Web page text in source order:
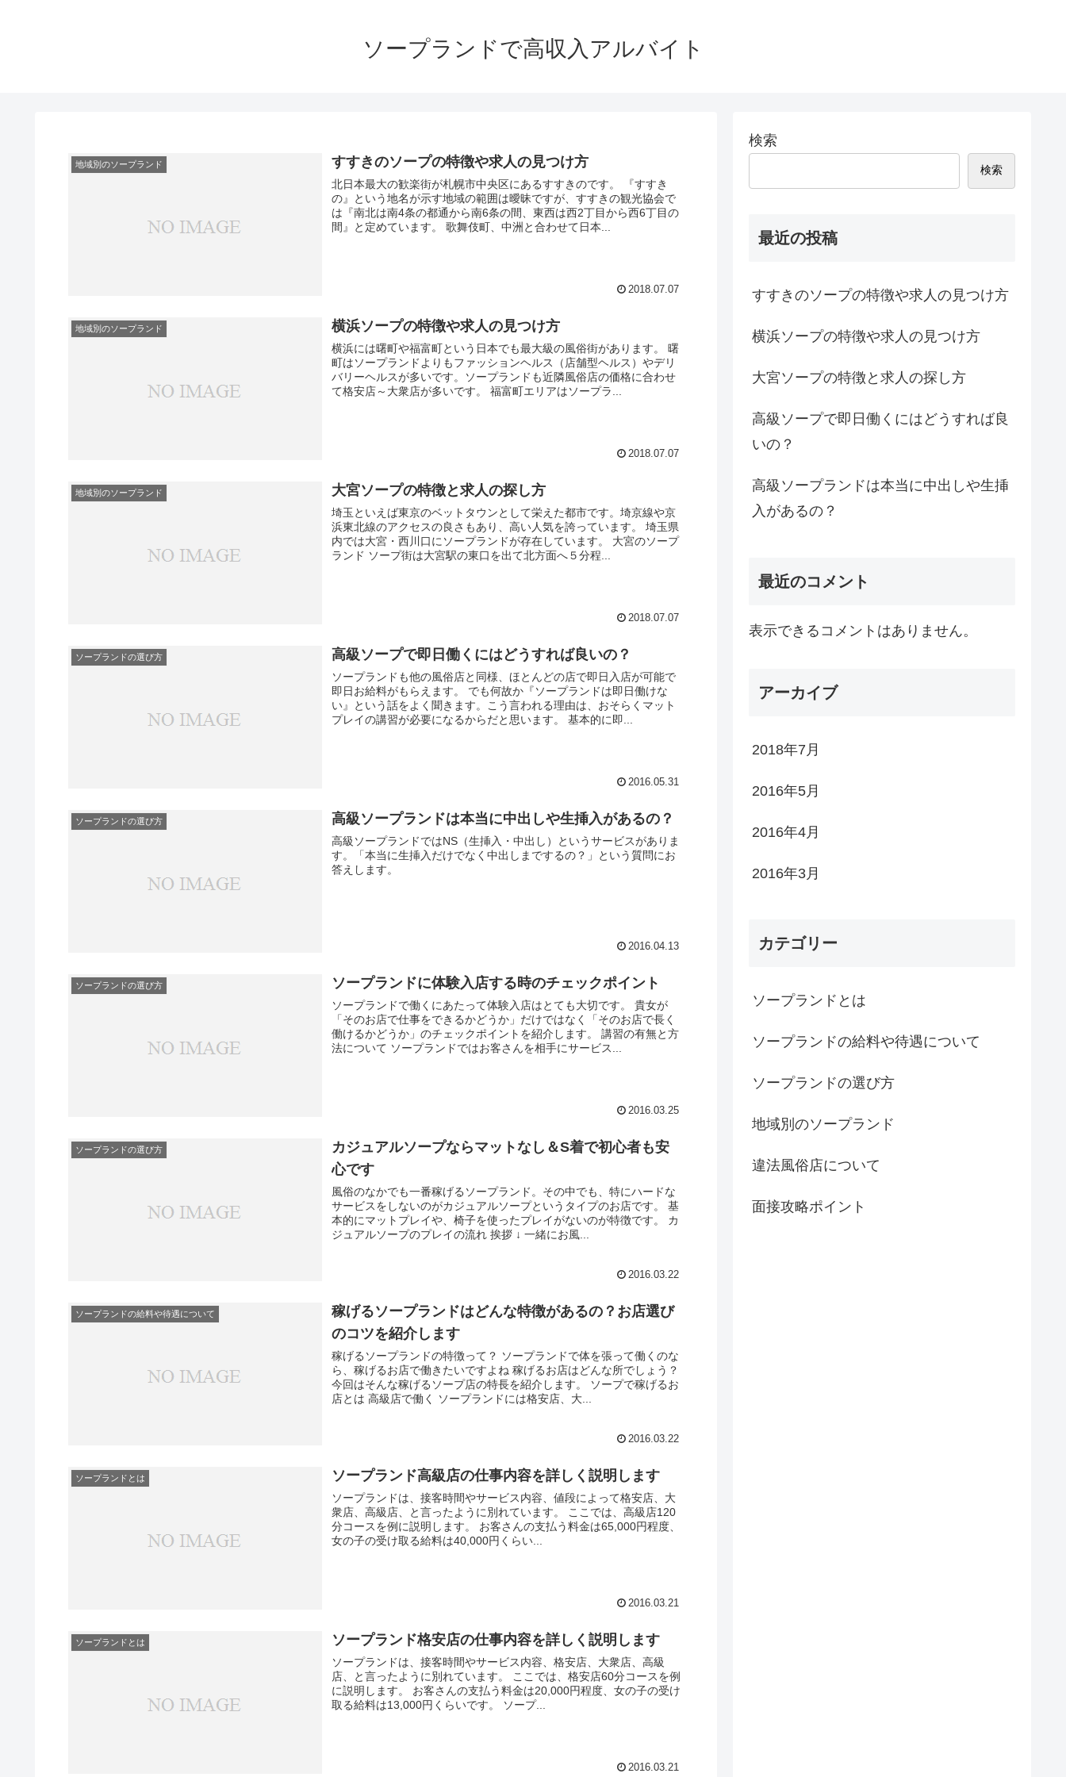
ソープランドで高収入アルバイト
地域別のソープランド すすきのソープの特徴や求人の見つけ方
北日本最大の歓楽街が札幌市中央区にあるすすきのです。 『すすき
の』という地名が示す地域の範囲は曖昧ですが、すすきの観光協会で
は『南北は南4条の都通から南6条の間、東西は西2丁目から西6丁目の
間』と定めています。 歌舞伎町、中洲と合わせて日本...
2018.07.07
地域別のソープランド 横浜ソープの特徴や求人の見つけ方
横浜には曙町や福富町という日本でも最大級の風俗街があります。 曙
町はソープランドよりもファッションヘルス（店舗型ヘルス）やデリ
バリーヘルスが多いです。ソープランドも近隣風俗店の価格に合わせ
て格安店～大衆店が多いです。 福富町エリアはソープラ...
2018.07.07
地域別のソープランド 大宮ソープの特徴と求人の探し方
埼玉といえば東京のベットタウンとして栄えた都市です。埼京線や京
浜東北線のアクセスの良さもあり、高い人気を誇っています。 埼玉県
内では大宮・西川口にソープランドが存在しています。 大宮のソープ
ランド ソープ街は大宮駅の東口を出て北方面へ５分程...
2018.07.07
ソープランドの選び方 高級ソープで即日働くにはどうすれば良いの？
ソープランドも他の風俗店と同様、ほとんどの店で即日入店が可能で
即日お給料がもらえます。 でも何故か『ソープランドは即日働けな
い』という話をよく聞きます。こう言われる理由は、おそらくマット
プレイの講習が必要になるからだと思います。 基本的に即...
2016.05.31
ソープランドの選び方 高級ソープランドは本当に中出しや生挿入があるの？
高級ソープランドではNS（生挿入・中出し）というサービスがありま
す。「本当に生挿入だけでなく中出しまでするの？」という質問にお
答えします。
2016.04.13
ソープランドの選び方 ソープランドに体験入店する時のチェックポイント
ソープランドで働くにあたって体験入店はとても大切です。 貴女が
「そのお店で仕事をできるかどうか」だけではなく「そのお店で長く
働けるかどうか」のチェックポイントを紹介します。 講習の有無と方
法について ソープランドではお客さんを相手にサービス...
2016.03.25
ソープランドの選び方
カジュアルソープならマットなし＆S着で初心者も安
心です
風俗のなかでも一番稼げるソープランド。その中でも、特にハードな
サービスをしないのがカジュアルソープというタイプのお店です。 基
本的にマットプレイや、椅子を使ったプレイがないのが特徴です。 カ
ジュアルソープのプレイの流れ 挨拶 ↓ 一緒にお風...
2016.03.22
ソープランドの給料や待遇について
稼げるソープランドはどんな特徴があるの？お店選び
のコツを紹介します
稼げるソープランドの特徴って？ ソープランドで体を張って働くのな
ら、稼げるお店で働きたいですよね 稼げるお店はどんな所でしょう？
今回はそんな稼げるソープ店の特長を紹介します。 ソープで稼げるお
店とは 高級店で働く ソープランドには格安店、大...
2016.03.22
ソープランドとは ソープランド高級店の仕事内容を詳しく説明します
ソープランドは、接客時間やサービス内容、値段によって格安店、大
衆店、高級店、と言ったように別れています。 ここでは、高級店120
分コースを例に説明します。 お客さんの支払う料金は65,000円程度、
女の子の受け取る給料は40,000円くらい...
2016.03.21
ソープランドとは ソープランド格安店の仕事内容を詳しく説明します
ソープランドは、接客時間やサービス内容、格安店、大衆店、高級
店、と言ったように別れています。 ここでは、格安店60分コースを例
に説明します。 お客さんの支払う料金は20,000円程度、女の子の受け
取る給料は13,000円くらいです。 ソープ...
2016.03.21
検索
検索
最近の投稿
すすきのソープの特徴や求人の見つけ方
横浜ソープの特徴や求人の見つけ方
大宮ソープの特徴と求人の探し方
高級ソープで即日働くにはどうすれば良
いの？
高級ソープランドは本当に中出しや生挿
入があるの？
最近のコメント
表示できるコメントはありません。
アーカイブ
2018年7月
2016年5月
2016年4月
2016年3月
カテゴリー
ソープランドとは
ソープランドの給料や待遇について
ソープランドの選び方
地域別のソープランド
違法風俗店について
面接攻略ポイント